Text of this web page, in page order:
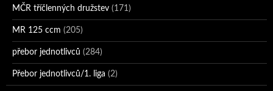
MČR tříčlenných družstev (171)
MR 125 ccm (205)
přebor jednotlivců (284)
Přebor jednotlivců/1. liga (2)